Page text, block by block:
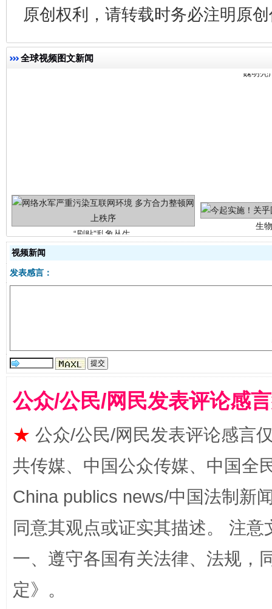
原创权利，请转载时务必注明原
全球视频图文新闻
解纷+调解+退费，一次搞定
视频新闻
发表感言：
公众/公民/网民发表评论感
★ 公众/公民/网民发表评论感言
共传媒、中国公众传媒、中国全
China publics news/中国法制新
同意其观点或证实其描述。 注
一、遵守各国有关法律、法规，
定》。